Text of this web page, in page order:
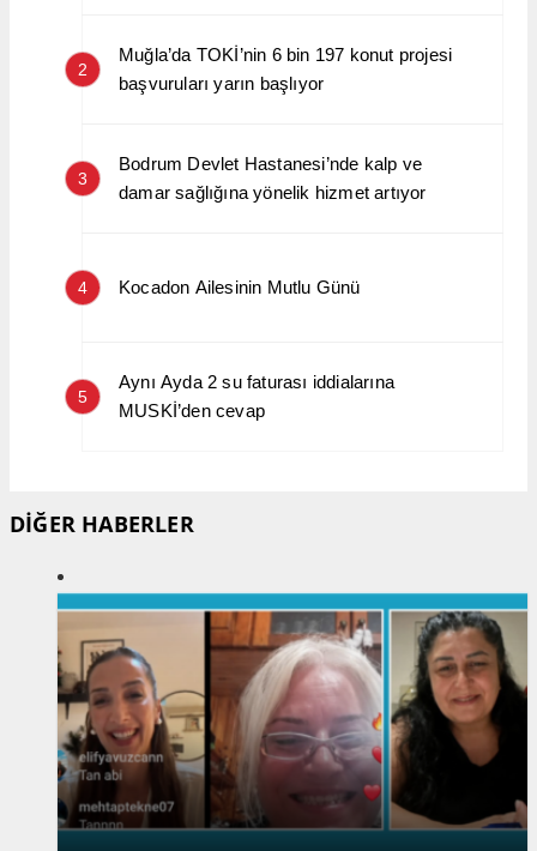
2
Muğla’da TOKİ’nin 6 bin 197 konut projesi
başvuruları yarın başlıyor
3
Bodrum Devlet Hastanesi’nde kalp ve
damar sağlığına yönelik hizmet artıyor
4 Kocadon Ailesinin Mutlu Günü
5
Aynı Ayda 2 su faturası iddialarına
MUSKİ’den cevap
DİĞER HABERLER